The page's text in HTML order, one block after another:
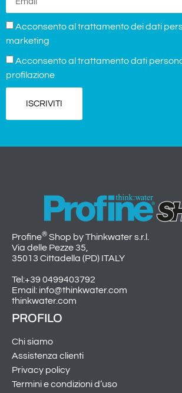
Acconsento al trattamento dei dati
marketing
Acconsento al trattamento dati
profilazione
ISCRIVITI
Profine® Shop by Thinkwater s.r.l.
Via delle Pezze 35,
35013 Cittadella (PD) ITALY
Tel:+39 0499403792
Email: info@thinkwater.com
thinkwater.com
PROFILO
Chi siamo
Assistenza clienti
Privacy policy
Termini e condizioni d’uso